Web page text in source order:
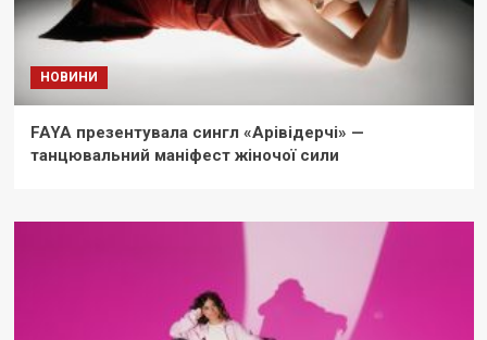
НОВИНИ
FAYA презентувала сингл «Арівідерчі» —
танцювальний маніфест жіночої сили